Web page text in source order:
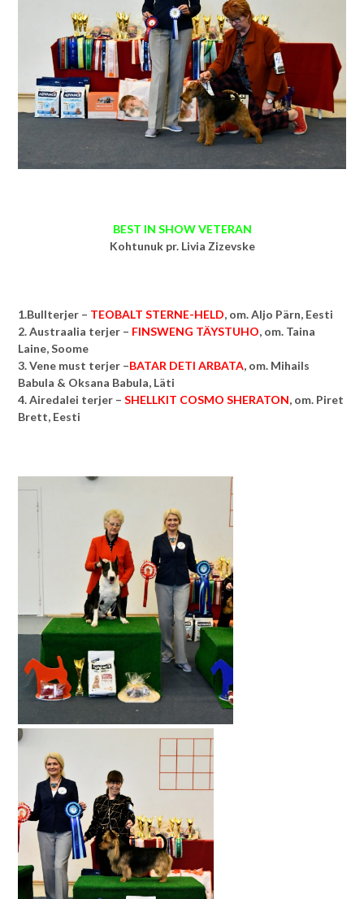
BEST IN SHOW VETERAN
Kohtunuk pr. Livia Zizevske
1.Bullterjer – TEOBALT STERNE-HELD, om. Aljo Pärn, Eesti
2. Austraalia terjer – FINSWENG TÄYSTUHO, om. Taina
Laine, Soome
3. Vene must terjer –BATAR DETI ARBATA, om. Mihails
Babula & Oksana Babula, Läti
4. Airedalei terjer – SHELLKIT COSMO SHERATON, om. Piret
Brett, Eesti